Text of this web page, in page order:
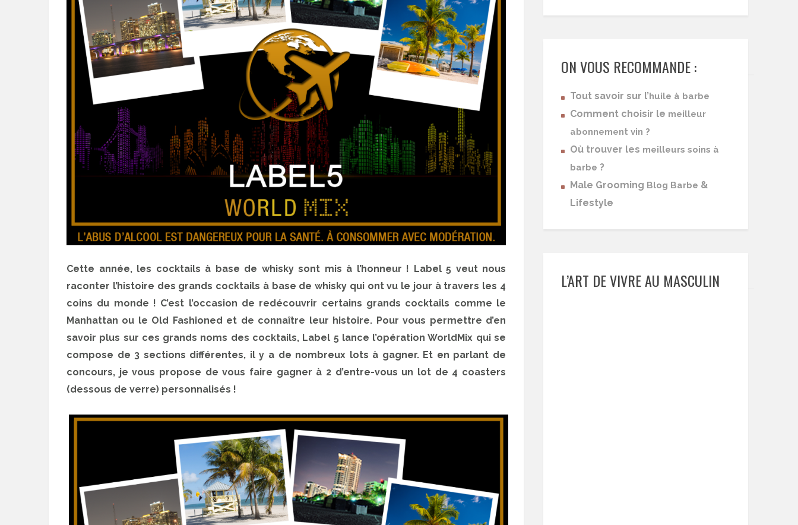
Cette année, les cocktails à base de whisky sont mis à l’honneur ! Label 5 veut nous
raconter l’histoire des grands cocktails à base de whisky qui ont vu le jour à travers les 4
coins du monde ! C’est l’occasion de redécouvrir certains grands cocktails comme le
Manhattan ou le Old Fashioned et de connaître leur histoire. Pour vous permettre d’en
savoir plus sur ces grands noms des cocktails, Label 5 lance l’opération WorldMix qui se
compose de 3 sections différentes, il y a de nombreux lots à gagner. Et en parlant de
concours, je vous propose de vous faire gagner à 2 d’entre-vous un lot de 4 coasters
(dessous de verre) personnalisés !
ON VOUS RECOMMANDE :
Tout savoir sur l’huile à barbe
Comment choisir le meilleur
abonnement vin ?
Où trouver les meilleurs soins à
barbe ?
Male Grooming Blog Barbe &
Lifestyle
L’ART DE VIVRE AU MASCULIN